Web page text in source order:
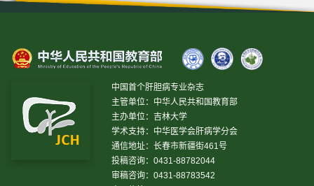
中国首个肝胆病专业杂志
主管单位：中华人民共和国教育部
主办单位：吉林大学
学术支持：中华医学会肝病学分会
通信地址：长春市新疆街461号
投稿咨询：0431-88782044
审稿咨询：0431-88783542